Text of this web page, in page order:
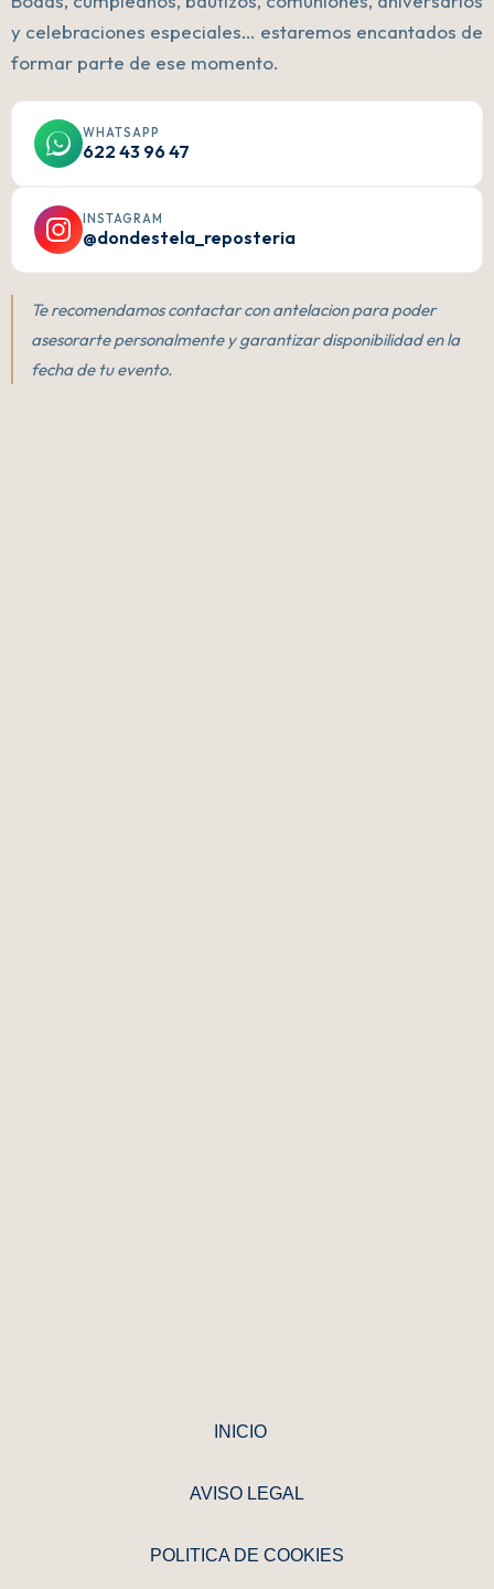
y celebraciones especiales… estaremos encantados de
formar parte de ese momento.
WHATSAPP
622 43 96 47
INSTAGRAM
@dondestela_reposteria
Te recomendamos contactar con antelacion para poder
asesorarte personalmente y garantizar disponibilidad en la
fecha de tu evento.
INICIO
AVISO LEGAL
POLITICA DE COOKIES